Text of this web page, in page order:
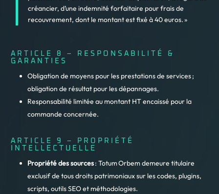
créancier, d’une indemnité forfaitaire pour frais de
recouvrement, dont le montant est fixé à 40 euros. »
ARTICLE 8 – RESPONSABILITÉ &
GARANTIES
Obligation de moyens pour les prestations de services ;
obligation de résultat pour les dépannages.
Responsabilité limitée au montant HT encaissé pour la
commande concernée.
ARTICLE 9 – PROPRIÉTÉ
INTELLECTUELLE
Propriété des sources: Totum Orbem demeure titulaire
exclusif de tous droits patrimoniaux sur les codes, plugins,
scripts, outils SEO et méthodologies.